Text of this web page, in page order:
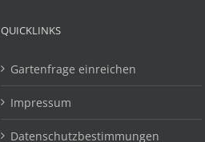
QUICKLINKS
Gartenfrage einreichen
Impressum
Datenschutzbestimmungen